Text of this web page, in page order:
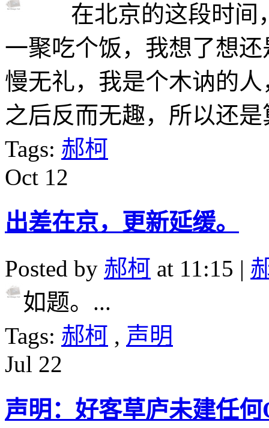
在北京的这段时间
一聚吃个饭，我想了想
慢无礼，我是个木讷的
之后反而无趣，所以还
Tags: 郝柯
Oct 12
出差在京，更新延缓。
Posted by 郝柯 at 11:15 |
如题。...
Tags: 郝柯 , 声明
Jul 22
声明：好客草庐未建任